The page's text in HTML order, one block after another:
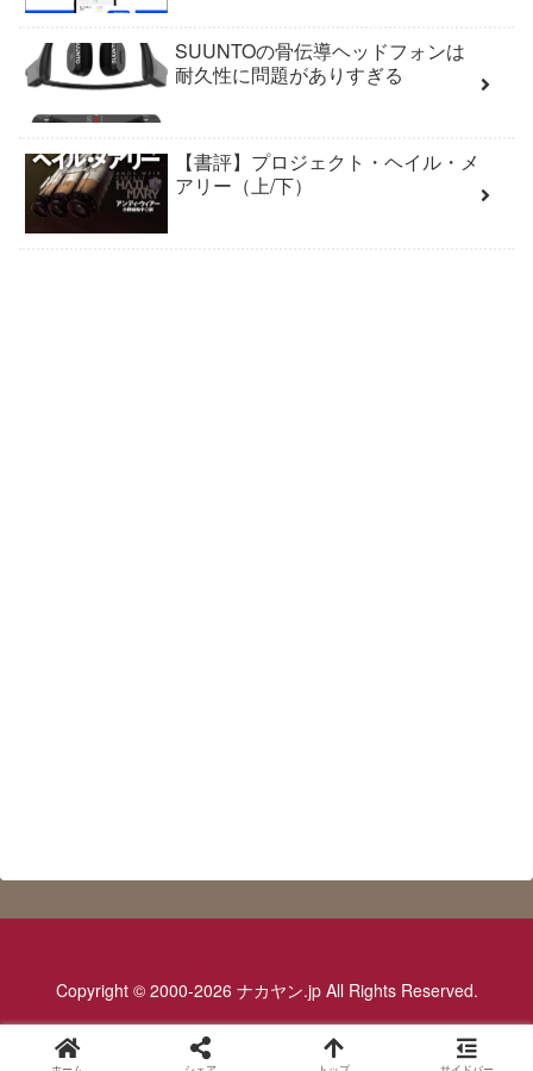
SUUNTOの骨伝導ヘッドフォンは
耐久性に問題がありすぎる
【書評】プロジェクト・ヘイル・メ
アリー（上/下）
Copyright © 2000-2026 ナカヤン.jp All Rights Reserved.